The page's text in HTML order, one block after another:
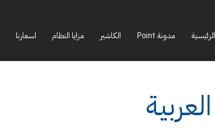
الرئيسية مدونة Point الكاشير مزايا النظام اسعارنا
العربية